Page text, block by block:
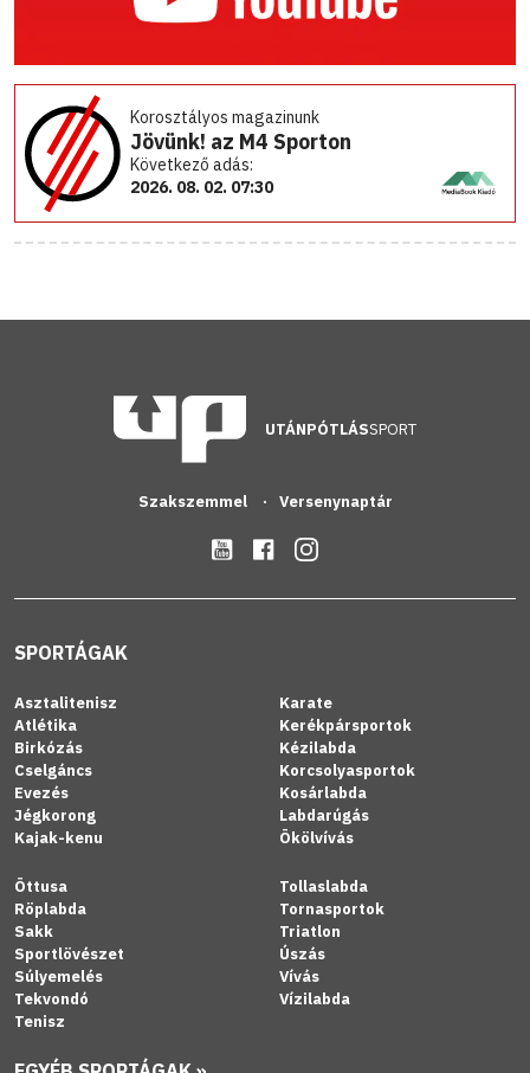
Korosztályos magazinunk
Jövünk! az M4 Sporton
Következő adás:
2026. 08. 02. 07:30
UTÁNPÓTLÁSSPORT
Szakszemmel Versenynaptár
SPORTÁGAK
Asztalitenisz
Atlétika
Birkózás
Cselgáncs
Evezés
Jégkorong
Kajak-kenu
Karate
Kerékpársportok
Kézilabda
Korcsolyasportok
Kosárlabda
Labdarúgás
Ökölvívás
Öttusa
Röplabda
Sakk
Sportlövészet
Súlyemelés
Tekvondó
Tenisz
Tollaslabda
Tornasportok
Triatlon
Úszás
Vívás
Vízilabda